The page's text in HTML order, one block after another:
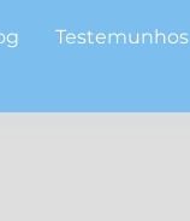
Testemunhos